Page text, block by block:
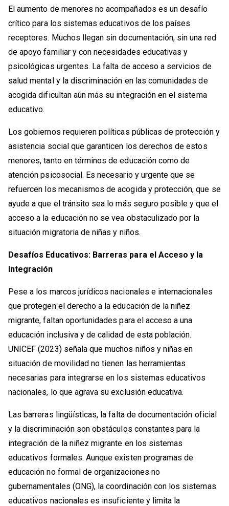
El aumento de menores no acompañados es un desafío
crítico para los sistemas educativos de los países
receptores. Muchos llegan sin documentación, sin una red
de apoyo familiar y con necesidades educativas y
psicológicas urgentes. La falta de acceso a servicios de
salud mental y la discriminación en las comunidades de
acogida dificultan aún más su integración en el sistema
educativo.
Los gobiernos requieren políticas públicas de protección y
asistencia social que garanticen los derechos de estos
menores, tanto en términos de educación como de
atención psicosocial. Es necesario y urgente que se
refuercen los mecanismos de acogida y protección, que se
ayude a que el tránsito sea lo más seguro posible y que el
acceso a la educación no se vea obstaculizado por la
situación migratoria de niñas y niños.
Desafíos Educativos: Barreras para el Acceso y la
Integración
Pese a los marcos jurídicos nacionales e internacionales
que protegen el derecho a la educación de la niñez
migrante, faltan oportunidades para el acceso a una
educación inclusiva y de calidad de esta población.
UNICEF (2023) señala que muchos niños y niñas en
situación de movilidad no tienen las herramientas
necesarias para integrarse en los sistemas educativos
nacionales, lo que agrava su exclusión educativa.
Las barreras lingüísticas, la falta de documentación oficial
y la discriminación son obstáculos constantes para la
integración de la niñez migrante en los sistemas
educativos formales. Aunque existen programas de
educación no formal de organizaciones no
gubernamentales (ONG), la coordinación con los sistemas
educativos nacionales es insuficiente y limita la